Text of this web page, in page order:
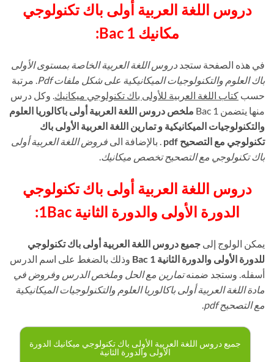
دروس اللغة العربية أولى باك تكنولوجي
مكانيك 1 Bac:
في هذه الصفحة ستجد دروس اللغة العربية الخاصة بمستوى الأولى
باك العلوم والتكنولوجيات الميكانيكية على شكل ملفات Pdf
. مرتبة
حسب كتاب اللغة العربية للأولى باك تكنولوجي ميكانيك. وكل درس
منها يتضمن 1 Bac
ملخص دروس اللغة العربية أولى باكالوريا العلوم
والتكنولوجيات الميكانيكية و تمارين اللغة العربية الأولى باك
تكنولوجي مع التصحيح pdf
. بالإضافة الى فروض اللغة العربية أولى
باك تكنولوجي مع التصحيح تخصص ميكانيك.
دروس اللغة العربية أولى باك تكنولوجي
الدورة الأولى والدورة الثانية 1Bac:
يمكن الولوج إلى جميع دروس اللغة العربية أولى باك تكنولوجي
للدورة الأولى والدورة الثانية 1 Bac
وذلك بالضغط على اسم الدرس
أسفله. وستجد ضمنهتمارين مع الحل وملخص الدرس وفروض في
مادة اللغة العربية أولى باكالوريا العلوم والتكنولوجيات الميكانيكية
مع التصحيح pdf
جميع دروس اللغة العربية الأولى باك تكنولوجي ميكانيك الدورة
الأولى والدورة الثانية